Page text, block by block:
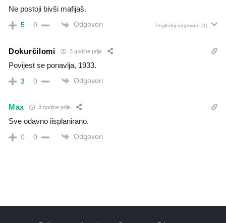
Ne postoji bivši mafijaš.
5 0 Odgovori Pogledaj odgovore (1)
Dokurčilomi 3 godine prije
Povijest se ponavlja, 1933.
3 0 Odgovori
Max 3 godine prije
Sve odavno iisplanirano.
0 0 Odgovori